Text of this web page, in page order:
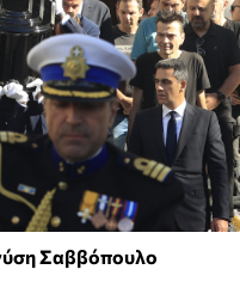
Σαββόπουλο